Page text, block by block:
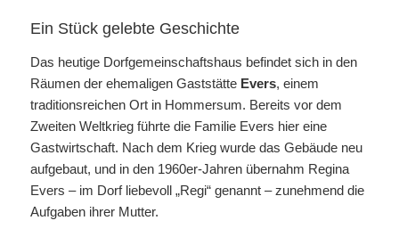
Ein Stück gelebte Geschichte
Das heutige Dorfgemeinschaftshaus befindet sich in den
Räumen der ehemaligen Gaststätte Evers, einem
traditionsreichen Ort in Hommersum. Bereits vor dem
Zweiten Weltkrieg führte die Familie Evers hier eine
Gastwirtschaft. Nach dem Krieg wurde das Gebäude neu
aufgebaut, und in den 1960er-Jahren übernahm Regina
Evers – im Dorf liebevoll „Regi“ genannt – zunehmend die
Aufgaben ihrer Mutter.